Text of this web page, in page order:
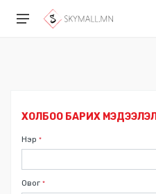
ХОЛБОО БАРИХ МЭДЭЭЛЭЛ
Нэр *
Овог *